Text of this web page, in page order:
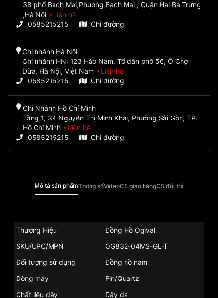
38 phố Bạch Mai,Phường Bạch Mai , Quận Hai Bà Trưng
,Hà Nội
Liên hệ
0585215215
Chỉ đường
Chi nhánh Hà Nội
Chi nhánh HN: 123 Hào Nam, Tổ dân phố 56, Ô Chợ
Dừa, Hà Nội, Việt Nam
Liên hệ
0585215215
Chỉ đường
Chi Nhánh Hồ Chí Minh
Tầng 1, 34 Nguyễn Thị Minh Khai, Phường Sài Gòn, TP.
Hồ Chí Minh
Liên hệ
0585215215
Chỉ đường
Mô tả sản phẩmThông sốVideoCS giao hàngCS đổi trả
Thương Hiệu
Đồng Hồ Ogival
SKU/UPC/MPN
OG832-04MS-GL-T
Đối tượng sử dụng
Đồng hồ nam
Dòng máy
Pin/Quartz
Chất liệu dây
Dây da